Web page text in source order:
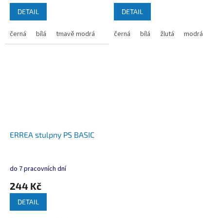
DETAIL
černá bílá tmavě modrá
DETAIL
černá bílá žlutá modrá
ERREA stulpny PS BASIC
do 7 pracovních dní
244 Kč
DETAIL